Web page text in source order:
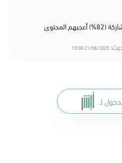
21/08/2025 13:08
لـ